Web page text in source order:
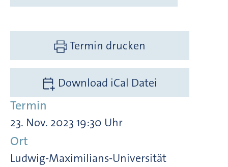
Termin drucken
Download iCal Datei
Termin
23. Nov. 2023 19:30 Uhr
Ort
Ludwig-Maximilians-Universität